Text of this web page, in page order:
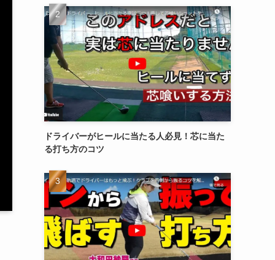
ドライバーがヒールに当たる人必見！芯に当た
る打ち方のコツ